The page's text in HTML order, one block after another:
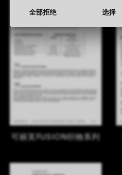
可丽芙FUSION织物系列
全部拒绝 选择